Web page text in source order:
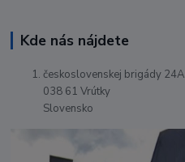
Kde nás nájdete
československej brigády 24A
038 61 Vrútky
Slovensko